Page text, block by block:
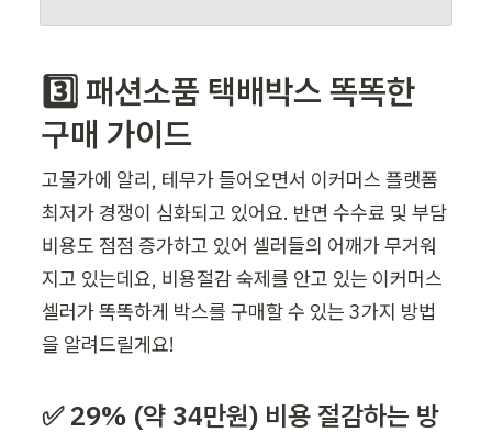
3️⃣ 패션소품 택배박스 똑똑한
구매 가이드
고물가에 알리, 테무가 들어오면서 이커머스 플랫폼
최저가 경쟁이 심화되고 있어요. 반면 수수료 및 부담
비용도 점점 증가하고 있어 셀러들의 어깨가 무거워
지고 있는데요, 비용절감 숙제를 안고 있는 이커머스
셀러가 똑똑하게 박스를 구매할 수 있는 3가지 방법
을 알려드릴게요!
✅ 29% (약 34만원) 비용 절감하는 방